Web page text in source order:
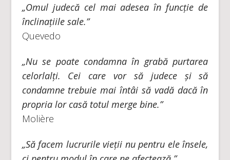
„Omul judecă cel mai adesea în funcție de
înclinațiile sale.”
Quevedo
„Nu se poate condamna în grabă purtarea
celorlalți. Cei care vor să judece și să
condamne trebuie mai întâi să vadă dacă în
propria lor casă totul merge bine.”
Molière
„Să facem lucrurile vieții nu pentru ele însele,